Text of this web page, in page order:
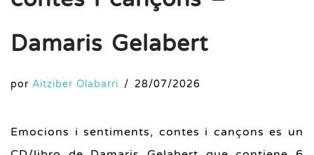
Damaris Gelabert
por Aitziber Olabarri 28/07/2026
Emocions i sentiments, contes i cançons es un